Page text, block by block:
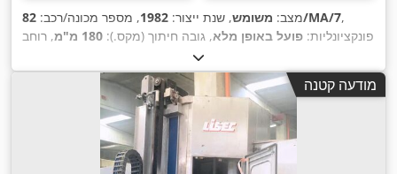
מצב: משומש, שנת ייצור: 1982, מספר מכונה/רכב: 82/MA/7,
פונקציונליות: פועל באופן מלא, גובה חיתוך (מקס.): 180 מ"מ
, רוחב
, קוטר להב מסור:
המסור:80 מ"מ , ציוד:תיעוד / מדריך ,
מודעה קטנה